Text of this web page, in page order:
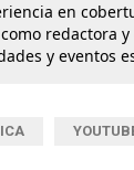
en
redactora
y eventos